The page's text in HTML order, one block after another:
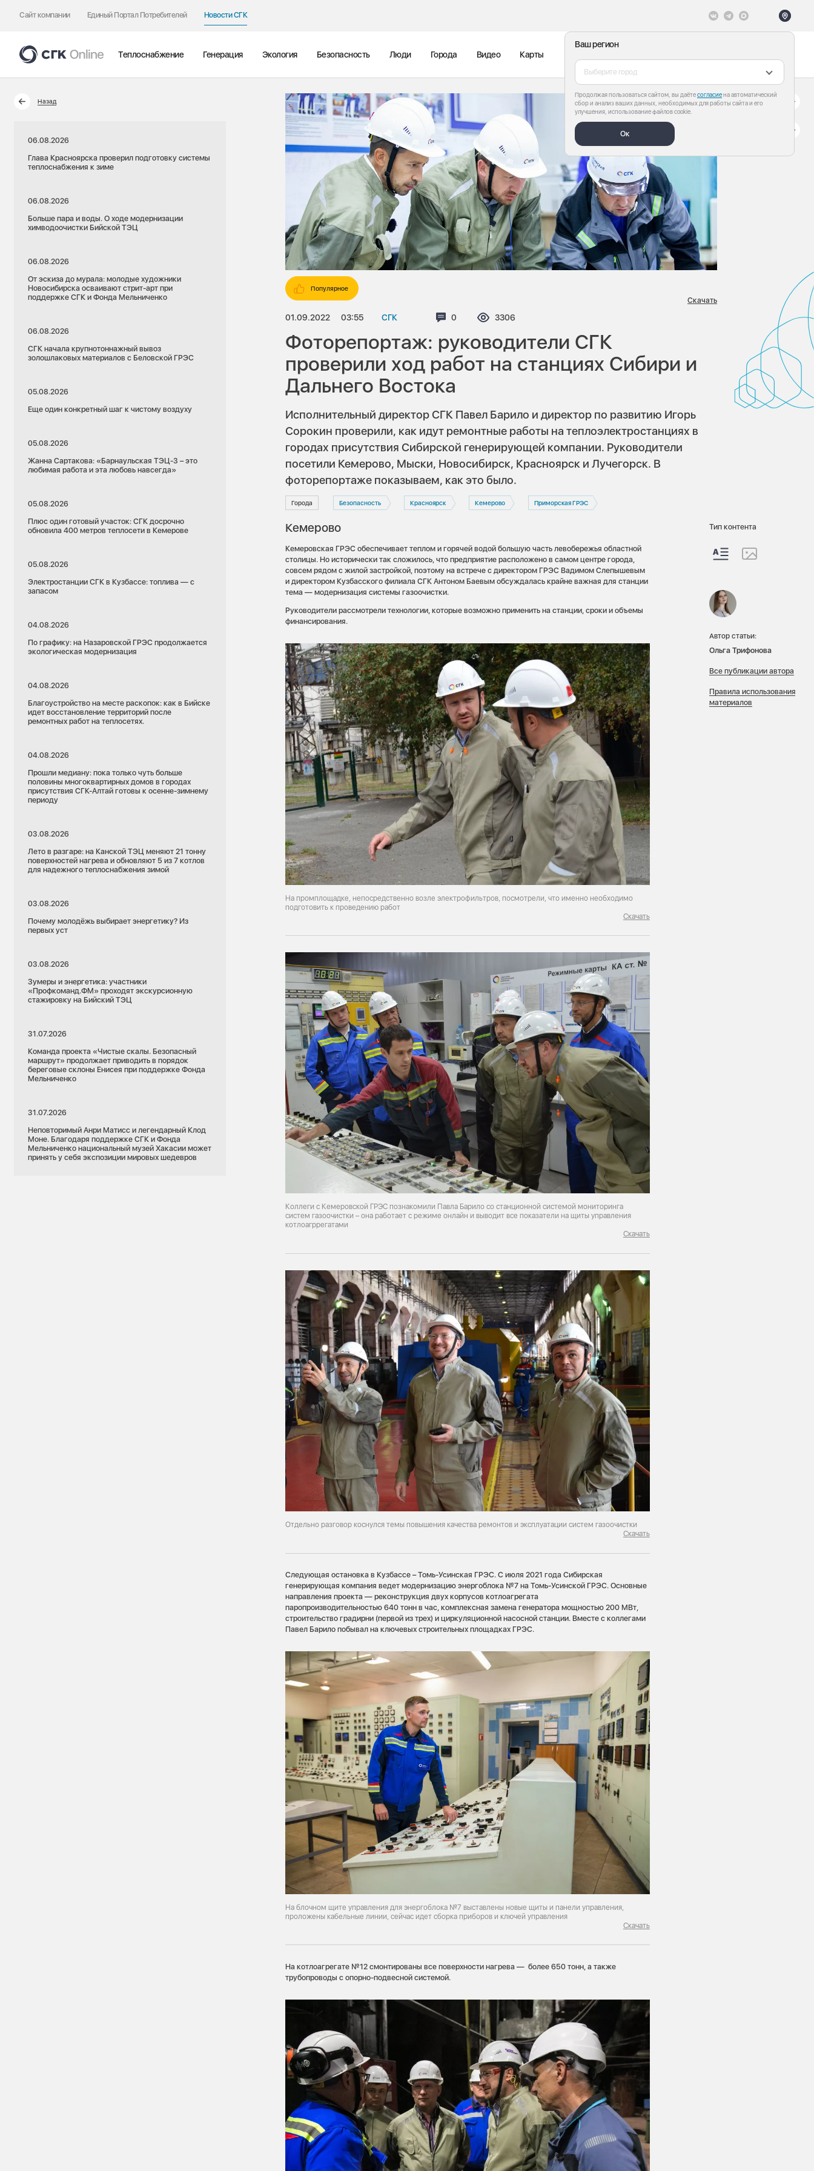
Сайт компании Единый Портал Потребителей Новости СГК
Ваш регион
Выберите город
Продолжая пользоваться сайтом, вы даётесогласиена автоматический
сбор и анализ ваших данных, необходимых для работы сайта и его
улучшения, использование файлов cookie.
Ок
Теплоснабжение Генерация Экология Безопасность Люди Города Видео Карты
Назад
06.08.2026
Глава Красноярска проверил подготовку системы
теплоснабжения к зиме
06.08.2026
Больше пара и воды. О ходе модернизации
химводоочистки Бийской ТЭЦ
06.08.2026
От эскиза до мурала: молодые художники
Новосибирска осваивают стрит-арт при
поддержке СГК и Фонда Мельниченко
06.08.2026
СГК начала крупнотоннажный вывоз
золошлаковых материалов с Беловской ГРЭС
05.08.2026
Еще один конкретный шаг к чистому воздуху
05.08.2026
Жанна Сартакова: «Барнаульская ТЭЦ-3 – это
любимая работа и эта любовь навсегда»
05.08.2026
Плюс один готовый участок: СГК досрочно
обновила 400 метров теплосети в Кемерове
05.08.2026
Электростанции СГК в Кузбассе: топлива — с
запасом
04.08.2026
По графику: на Назаровской ГРЭС продолжается
экологическая модернизация
04.08.2026
Благоустройство на месте раскопок: как в Бийске
идет восстановление территорий после
ремонтных работ на теплосетях.
04.08.2026
Прошли медиану: пока только чуть больше
половины многоквартирных домов в городах
присутствия СГК-Алтай готовы к осенне-зимнему
периоду
03.08.2026
Лето в разгаре: на Канской ТЭЦ меняют 21 тонну
поверхностей нагрева и обновляют 5 из 7 котлов
для надежного теплоснабжения зимой
03.08.2026
Почему молодёжь выбирает энергетику? Из
первых уст
03.08.2026
Зумеры и энергетика: участники
«Профкоманд.ФМ» проходят экскурсионную
стажировку на Бийский ТЭЦ
31.07.2026
Команда проекта «Чистые скалы. Безопасный
маршрут» продолжает приводить в порядок
береговые склоны Енисея при поддержке Фонда
Мельниченко
31.07.2026
Неповторимый Анри Матисс и легендарный Клод
Моне. Благодаря поддержке СГК и Фонда
Мельниченко национальный музей Хакасии может
принять у себя экспозиции мировых шедевров
Популярное
01.09.2022 03:55 СГК Комментариев:
0 Просмотров:
3306
Скачать
Фоторепортаж: руководители СГК
проверили ход работ на станциях Сибири и
Дальнего Востока
Исполнительный директор СГК Павел Барило и директор по развитию Игорь
Сорокин проверили, как идут ремонтные работы на теплоэлектростанциях в
городах присутствия Сибирской генерирующей компании. Руководители
посетили Кемерово, Мыски, Новосибирск, Красноярск и Лучегорск. В
фоторепортаже показываем, как это было.
Города Безопасность Красноярск Кемерово Приморская ГРЭС
Кемерово
Кемеровская ГРЭС обеспечивает теплом и горячей водой большую часть левобережья областной
столицы. Но исторически так сложилось, что предприятие расположено в самом центре города,
совсем рядом с жилой застройкой, поэтому на встрече с директором ГРЭС Вадимом Слепышевым
и директором Кузбасского филиала СГК Антоном Баевым обсуждалась крайне важная для станции
тема — модернизация системы газоочистки.
Руководители рассмотрели технологии, которые возможно применить на станции, сроки и объемы
финансирования.
На промплощадке, непосредственно возле электрофильтров, посмотрели, что именно необходимо
подготовить к проведению работ
Скачать
Коллеги с Кемеровской ГРЭС познакомили Павла Барило со станционной системой мониторинга
систем газоочистки – она работает с режиме онлайн и выводит все показатели на щиты управления
котлоагррегатами
Скачать
Отдельно разговор коснулся темы повышения качества ремонтов и эксплуатации систем газоочистки
Скачать
Следующая остановка в Кузбассе – Томь-Усинская ГРЭС. С июля 2021 года Сибирская
генерирующая компания ведет модернизацию энергоблока №7 на Томь-Усинской ГРЭС. Основные
направления проекта — реконструкция двух корпусов котлоагрегата
паропроизводительностью 640 тонн в час, комплексная замена генератора мощностью 200 МВт,
строительство градирни (первой из трех) и циркуляционной насосной станции. Вместе с коллегами
Павел Барило побывал на ключевых строительных площадках ГРЭС.
На блочном щите управления для энергоблока №7 выставлены новые щиты и панели управления,
проложены кабельные линии, сейчас идет сборка приборов и ключей управления
Скачать
На котлоагрегате №12 cмонтированы все поверхности нагрева — более 650 тонн, а также
трубопроводы с опорно-подвесной системой.
Тип контента
Автор статьи:
Ольга Трифонова
Все публикации автора
Правила использования
материалов